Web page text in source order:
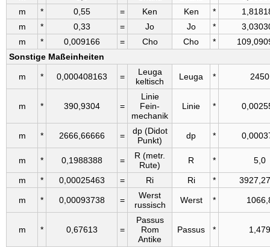
m
* 0,55 = Ken Ken *
m
* 0,33 = Jo Jo *
m
* 0,009166 = Cho Cho *
Sonstige Maßeinheiten
m * 0,000408163 =
Leuga
kel­tisch
Leuga * 2450
m * 390,9304 =
Linie
Fein­
mechanik
Linie *
m * 2666,66666 =
dp (Didot
Punkt)
dp *
m * 0,1988388 =
R (metr.
Rute)
R * 5,0
m * 0,00025463 = Ri Ri *
m * 0,00093738 =
Werst
russisch
Werst *
m * 0,67613 =
Passus
Rom
Antike
Passus * 1,479